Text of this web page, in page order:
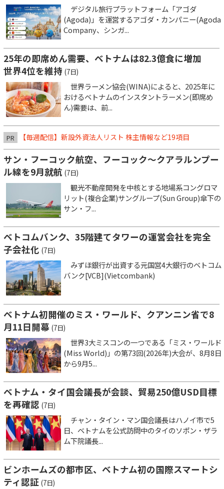
デジタル旅行プラットフォーム「アゴダ
(Agoda)」を運営するアゴダ・カンパニー(Agoda
Company、シンガ...
25年の即席めん需要、ベトナムは82.3億食に増加
世界4位を維持 (7日)
世界ラーメン協会(WINA)によると、2025年に
おけるベトナムのインスタントラーメン(即席め
ん)需要は、前...
PR 【毎週配信】新設外資法人リスト 株主情報など19項目
サン・フーコック航空、フーコック～クアラルンプー
ル線を9月就航 (7日)
観光不動産開発を中核とする地場系コングロマ
リット(複合企業)サングループ(Sun Group)傘下の
サン・フ...
ベトコムバンク、35階建てタワーの運営会社を完全
子会社化 (7日)
みずほ銀行が出資する元国営4大銀行のベトコム
バンク[VCB](Vietcombank)
ベトナム初開催のミス・ワールド、クアンニン省で8
月11日開幕 (7日)
世界3大ミスコンの一つである「ミス・ワールド
(Miss World)」の第73回(2026年)大会が、8月8日
から9月5...
ベトナム・タイ国会議長が会談、貿易250億USD目標
を再確認 (7日)
チャン・タイン・マン国会議長はハノイ市で5
日、ベトナムを公式訪問中のタイのソポン・ザラ
ム下院議長...
ビンホームズの都市区、ベトナム初の国際スマートシ
ティ認証 (7日)